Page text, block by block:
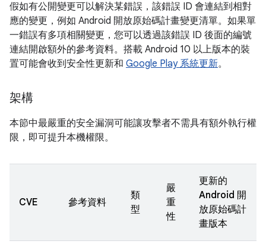
假如有公開變更可以解決某錯誤，該錯誤 ID 會連結到相對
應的變更，例如 Android 開放原始碼計畫變更清單。如果單
一錯誤有多項相關變更，您可以透過該錯誤 ID 後面的編號
連結開啟額外的參考資料。搭載 Android 10 以上版本的裝
置可能會收到安全性更新和 Google Play 系統更新。
架構
本節中最嚴重的安全漏洞可能讓攻擊者不需具有額外執行權
限，即可提升本機權限。
CVE 參考資料
類
型
嚴
重
性
更新的
Android 開
放原始碼計
畫版本